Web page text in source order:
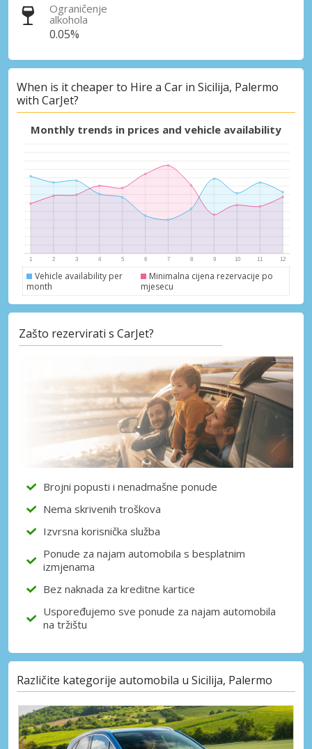
Ograničenje
alkohola
0.05%
When is it cheaper to Hire a Car in Sicilija, Palermo
with CarJet?
Monthly trends in prices and vehicle availability
Vehicle availability per
month
Minimalna cijena rezervacije po
mjesecu
Zašto rezervirati s CarJet?
Brojni popusti i nenadmašne ponude
Nema skrivenih troškova
Izvrsna korisnička služba
Ponude za najam automobila s besplatnim
izmjenama
Bez naknada za kreditne kartice
Uspoređujemo sve ponude za najam automobila
na tržištu
Različite kategorije automobila u Sicilija, Palermo